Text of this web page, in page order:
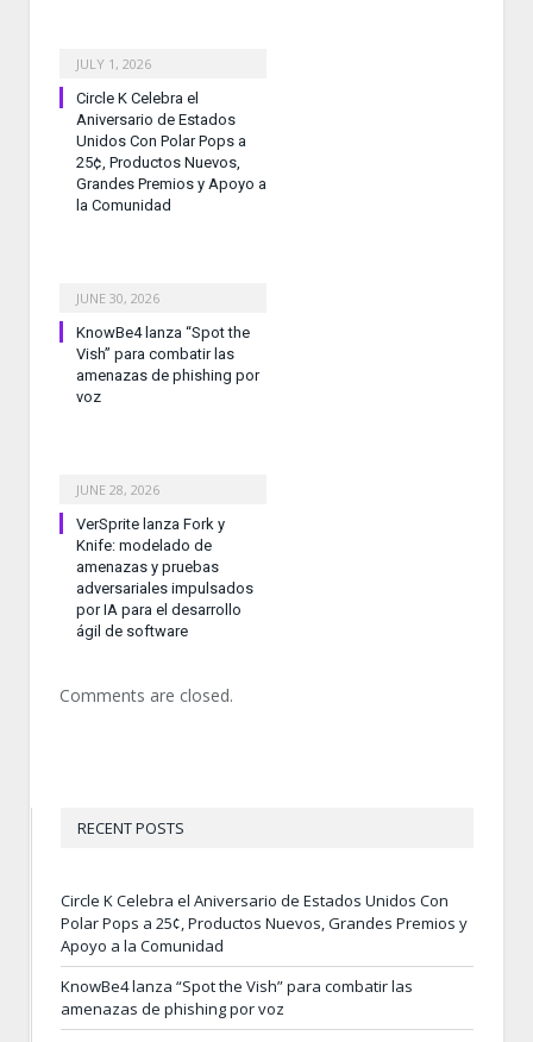
JULY 1, 2026
Circle K Celebra el
Aniversario de Estados
Unidos Con Polar Pops a
25¢, Productos Nuevos,
Grandes Premios y Apoyo a
la Comunidad
JUNE 30, 2026
KnowBe4 lanza “Spot the
Vish” para combatir las
amenazas de phishing por
voz
JUNE 28, 2026
VerSprite lanza Fork y
Knife: modelado de
amenazas y pruebas
adversariales impulsados
por IA para el desarrollo
ágil de software
Comments are closed.
RECENT POSTS
Circle K Celebra el Aniversario de Estados Unidos Con
Polar Pops a 25¢, Productos Nuevos, Grandes Premios y
Apoyo a la Comunidad
KnowBe4 lanza “Spot the Vish” para combatir las
amenazas de phishing por voz